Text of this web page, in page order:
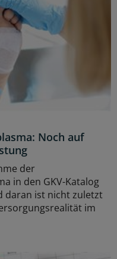
Noch auf
der
in den GKV-Katalog
daran ist nicht zuletzt
im